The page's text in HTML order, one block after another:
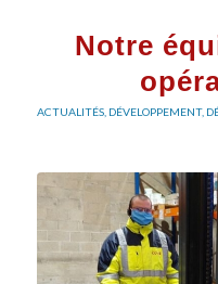
Notre
ACTUALITÉS, DÉVELOPPEMENT,